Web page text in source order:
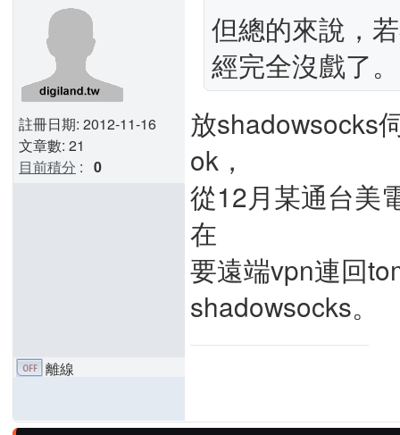
註冊日期: 2012-11-16
文章數: 21
目前積分 : 0
但總的來說，
經完全沒戲了。
放shadowsocks
ok，
從12月某通台美
在
要遠端vpn連回
shadowsocks。
離線